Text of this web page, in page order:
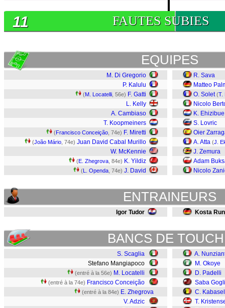
FAUTES SUBIES
11
EQUIPES
M. Di Gregorio
P. Kalulu
(M. Locatelli , 56e) F. Gatti
L. Kelly
A. Cambiaso
T. Koopmeiners
(Francisco Conceição , 74e) F. Miretti
(João Mário , 74e) Juan David Cabal Murillo
W. McKennie
(E. Zhegrova , 84e) K. Yildiz
(L. Openda , 74e) J. David
R. Sava
Matteo
O. Solet (T.
Nicolo
K. Ehizibue
S. Lovric
Oier
A. Atta (J.
J. Zemura
Adam
Nicolo
ENTRAINEURS
Igor Tudor Kosta
BANCS DE
S. Scaglia
Stefano Mangiapoco
(entré à la 56e) M. Locatelli
(entré à la 74e) Francisco Conceição
(entré à la 84e) E. Zhegrova
V. Adzic
A.
M. Okoye
D. Padelli
Saba
C.
T.